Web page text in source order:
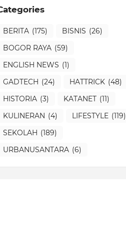
BERITA (175) BISNIS (26)
BOGOR RAYA (59)
ENGLISH NEWS (1)
GADTECH (24) HATTRICK (48)
HISTORIA (3) KATANET (11)
KULINERAN (4) LIFESTYLE (119)
SEKOLAH (189)
URBANUSANTARA (6)